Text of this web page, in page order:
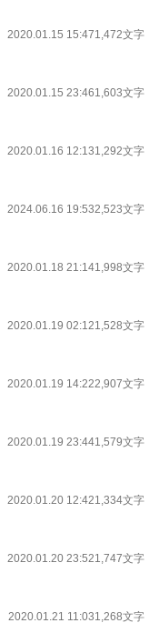
2020.01.15 15:471,472文字
2020.01.15 23:461,603文字
2020.01.16 12:131,292文字
2024.06.16 19:532,523文字
2020.01.18 21:141,998文字
2020.01.19 02:121,528文字
2020.01.19 14:222,907文字
2020.01.19 23:441,579文字
2020.01.20 12:421,334文字
2020.01.20 23:521,747文字
2020.01.21 11:031,268文字